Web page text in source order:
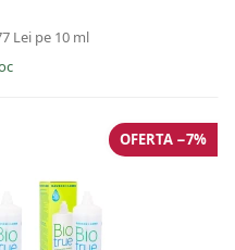
Lei pe 10 ml
OFERTA −7%